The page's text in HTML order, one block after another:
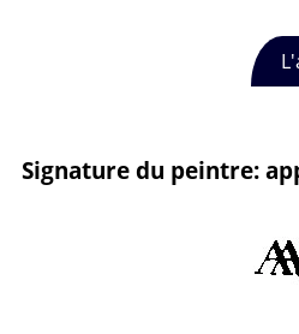
Signature du peintre: